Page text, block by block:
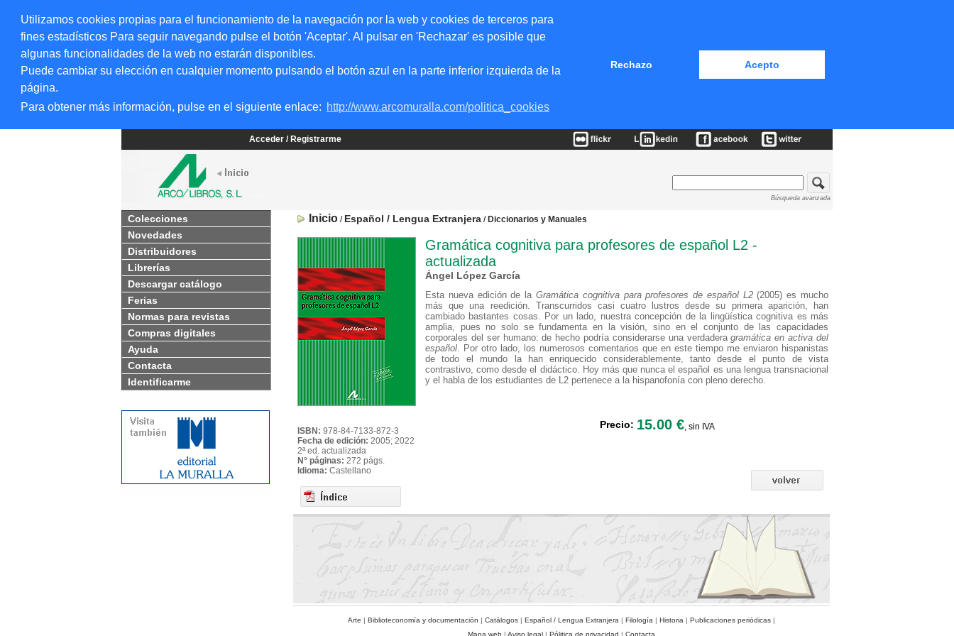
Utilizamos cookies propias para el funcionamiento de la navegación por la web y cookies de terceros para
fines estadísticos Para seguir navegando pulse el botón 'Aceptar'. Al pulsar en 'Rechazar' es posible que
algunas funcionalidades de la web no estarán disponibles.
Puede cambiar su elección en cualquier momento pulsando el botón azul en la parte inferior izquierda de la
página.
Para obtener más información, pulse en el siguiente enlace: http://www.arcomuralla.com/politica_cookies
Rechazo Acepto
Acceder / Registrarme
Búsqueda avanzada
Colecciones
Novedades
Distribuidores
Librerías
Descargar catálogo
Ferias
Normas para revistas
Compras digitales
Ayuda
Contacta
Identificarme
Inicio / Español / Lengua Extranjera / Diccionarios y Manuales
ISBN: 978-84-7133-872-3
Fecha de edición: 2005; 2022
2ª ed. actualizada
N° páginas: 272 págs.
Idioma: Castellano
Gramática cognitiva para profesores de español L2 -
actualizada
Ángel López García
Esta nueva edición de la Gramática cognitiva para profesores de español L2(2005) es mucho
más que una reedición. Transcurridos casi cuatro lustros desde su primera aparición, han
cambiado bastantes cosas. Por un lado, nuestra concepción de la lingüística cognitiva es más
amplia, pues no solo se fundamenta en la visión, sino en el conjunto de las capacidades
corporales del ser humano: de hecho podría considerarse una verdaderagramática en activa del
español. Por otro lado, los numerosos comentarios que en este tiempo me enviaron hispanistas
de todo el mundo la han enriquecido considerablemente, tanto desde el punto de vista
contrastivo, como desde el didáctico. Hoy más que nunca el español es una lengua transnacional
y el habla de los estudiantes de L2 pertenece a la hispanofonía con pleno derecho.
Precio: 15.00 €, sin IVA
Arte | Biblioteconomía y documentación | Catálogos | Español / Lengua Extranjera | Filología | Historia | Publicaciones periódicas |
Mapa web | Aviso legal | Pólitica de privacidad | Contacta